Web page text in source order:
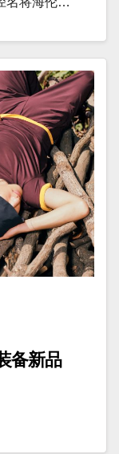
备新品